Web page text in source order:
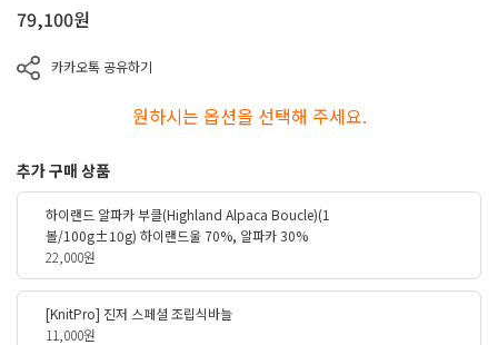
79,100원
카카오톡 공유하기
원하시는 옵션을 선택해 주세요.
추가 구매 상품
하이랜드 알파카 부클(Highland Alpaca Boucle)(1
볼/100g±10g) 하이랜드울 70%, 알파카 30%
22,000원
[KnitPro] 진저 스페셜 조립식바늘
11,000원